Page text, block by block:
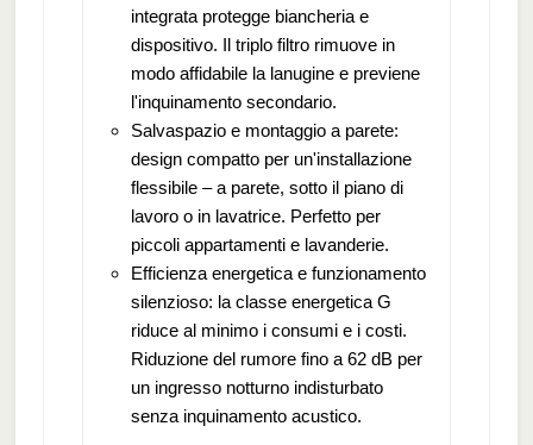
integrata protegge biancheria e
dispositivo. Il triplo filtro rimuove in
modo affidabile la lanugine e previene
l'inquinamento secondario.
Salvaspazio e montaggio a parete:
design compatto per un'installazione
flessibile – a parete, sotto il piano di
lavoro o in lavatrice. Perfetto per
piccoli appartamenti e lavanderie.
Efficienza energetica e funzionamento
silenzioso: la classe energetica G
riduce al minimo i consumi e i costi.
Riduzione del rumore fino a 62 dB per
un ingresso notturno indisturbato
senza inquinamento acustico.